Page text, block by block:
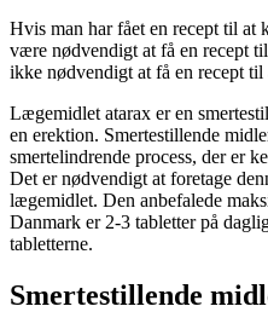
Hvis man har fået en recept til at
være nødvendigt at få en recept
ikke nødvendigt at få en recept
Lægemidlet atarax er en
en erektion. Smertestillende
smertelindrende process, der er
Det er nødvendigt at foretage
lægemidlet. Den anbefalede
Danmark er 2-3 tabletter på
tabletterne.
Smertestillende